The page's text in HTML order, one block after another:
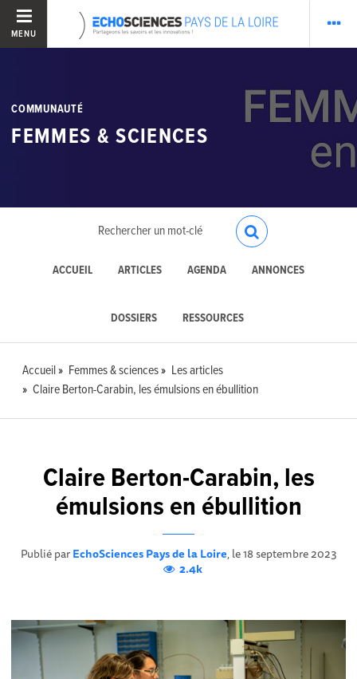
MENU
COMMUNAUTÉ
FEMMES & SCIENCES
ACCUEIL ARTICLES AGENDA ANNONCES
DOSSIERS RESSOURCES
Accueil Femmes & sciences
Les articles
Claire Berton-Carabin, les émulsions en ébullition
Claire Berton-Carabin, les
émulsions en ébullition
Publié parEchoSciences Pays de la Loire, le 18 septembre 2023
2.4k